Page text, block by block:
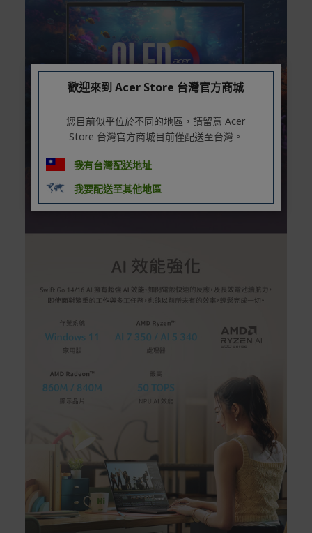
歡迎來到 Acer Store 台灣官方商城
您目前似乎位於不同的地區，請留意 Acer
Store 台灣官方商城目前僅配送至台灣。
我有台灣配送地址
我要配送至其他地區